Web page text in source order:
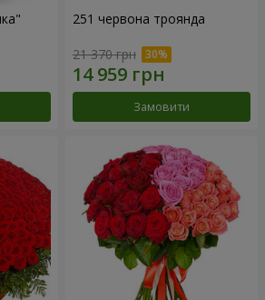
251 червона троянда
21 370 грн
Замовити